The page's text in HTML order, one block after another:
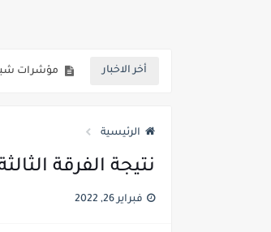
أخر الاخبار رسوب 76.1% من طلاب الفرقة الأولي بطب أسوان.. 98 طالب نجح فقط من اجمالي 413 طالب
لطلاب
الرئيسية
نتيجة الفرقة
فبراير 26, 2022